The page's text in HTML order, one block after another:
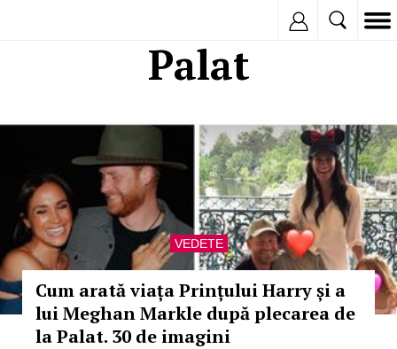
Palat
VEDETE
Cum arată viața Prințului Harry și a
lui Meghan Markle după plecarea de
la Palat. 30 de imagini